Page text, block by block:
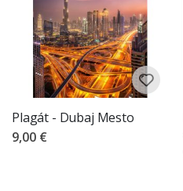
Plagát - Dubaj Mesto
9,00 €